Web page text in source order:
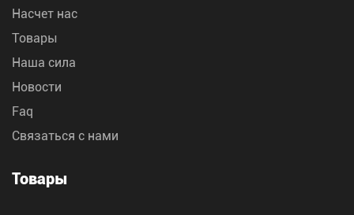
Насчет нас
Товары
Наша сила
Новости
Faq
Связаться с нами
Товары